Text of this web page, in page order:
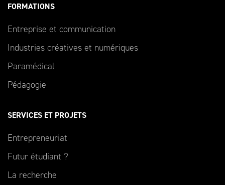
FORMATIONS
Entreprise et communication
Industries créatives et numériques
Paramédical
Pédagogie
SERVICES ET PROJETS
Entrepreneuriat
Futur étudiant ?
La recherche